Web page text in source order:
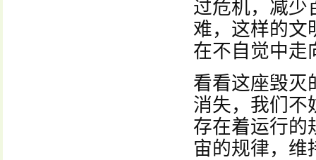
过危机，减少
难，这样的文
在不自觉中走
看看这座毁灭
消失，我们不
存在着运行的
宙的规律，维